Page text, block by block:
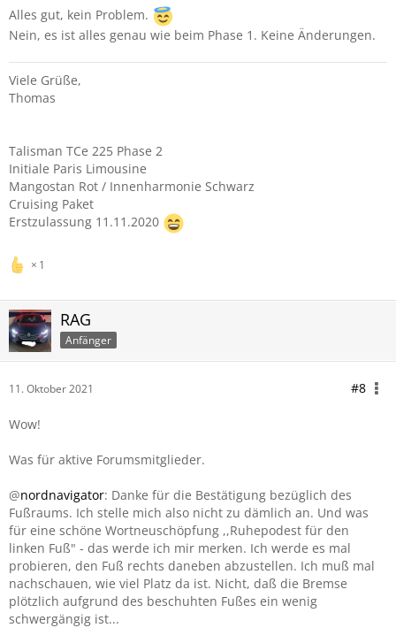
Alles gut, kein Problem.
Nein, es ist alles genau wie beim Phase 1. Keine Änderungen.
Viele Grüße,
Thomas
Talisman TCe 225 Phase 2
Initiale Paris Limousine
Mangostan Rot / Innenharmonie Schwarz
Cruising Paket
Erstzulassung 11.11.2020
1
RAG
Anfänger
11. Oktober 2021 #8
Wow!
Was für aktive Forumsmitglieder.
@nordnavigator: Danke für die Bestätigung bezüglich des
Fußraums. Ich stelle mich also nicht zu dämlich an. Und was
für eine schöne Wortneuschöpfung ,,Ruhepodest für den
linken Fuß" - das werde ich mir merken. Ich werde es mal
probieren, den Fuß rechts daneben abzustellen. Ich muß mal
nachschauen, wie viel Platz da ist. Nicht, daß die Bremse
plötzlich aufgrund des beschuhten Fußes ein wenig
schwergängig ist...